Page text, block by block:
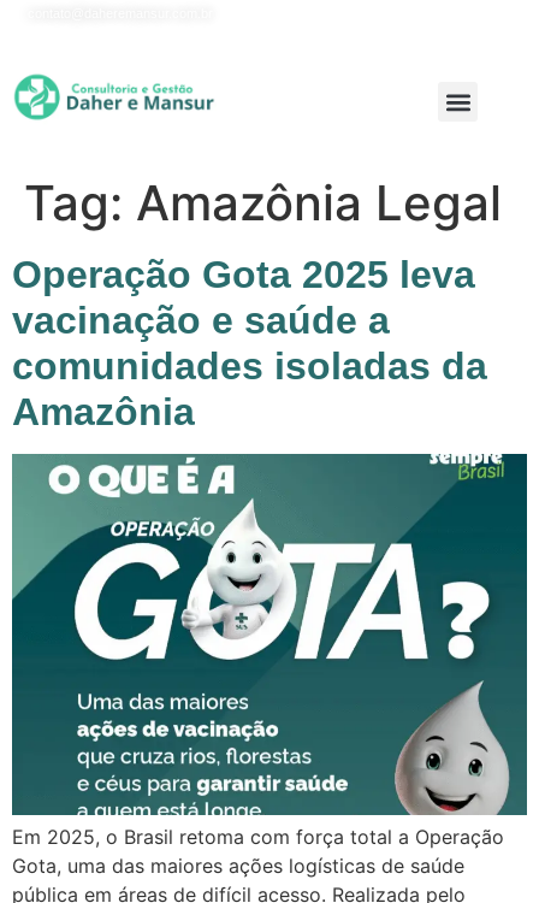
Tag: Amazônia Legal
Operação Gota 2025 leva
vacinação e saúde a
comunidades isoladas da
Amazônia
Em 2025, o Brasil retoma com força total a Operação
Gota, uma das maiores ações logísticas de saúde
pública em áreas de difícil acesso. Realizada pelo